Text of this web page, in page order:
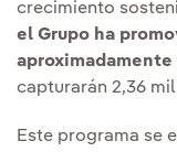
crecimiento
el Grupo ha
capturarán 2,36
Este programa se